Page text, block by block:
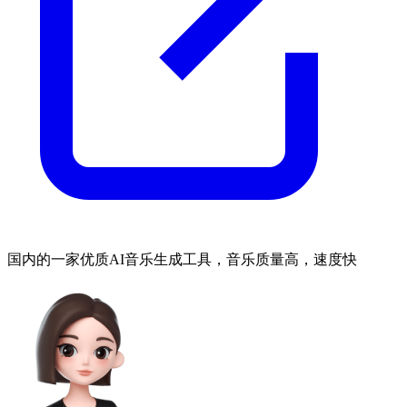
国内的一家优质AI音乐生成工具，音乐质量高，速度快